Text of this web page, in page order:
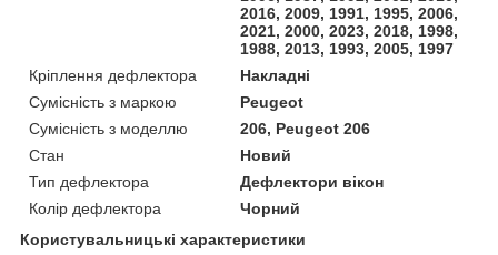
2016, 2009, 1991, 1995, 2006,
2021, 2000, 2023, 2018, 1998,
1988, 2013, 1993, 2005, 1997
Кріплення дефлектора
Накладні
Сумісність з маркою
Peugeot
Сумісність з моделлю
206, Peugeot 206
Стан
Новий
Тип дефлектора
Дефлектори вікон
Колір дефлектора
Чорний
Користувальницькі характеристики